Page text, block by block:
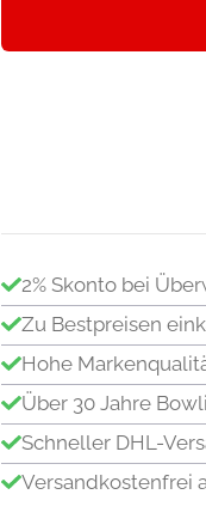
2% Skonto bei
Zu Bestpreisen
Hohe
Über 30 Jahre
Schneller DHL-
Versandkostenfrei